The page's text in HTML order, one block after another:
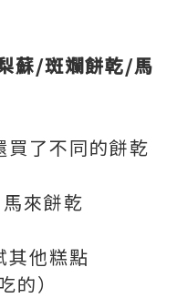
蘇/斑斕餅乾/馬
買了不同的餅乾
來餅乾
其他糕點
的）